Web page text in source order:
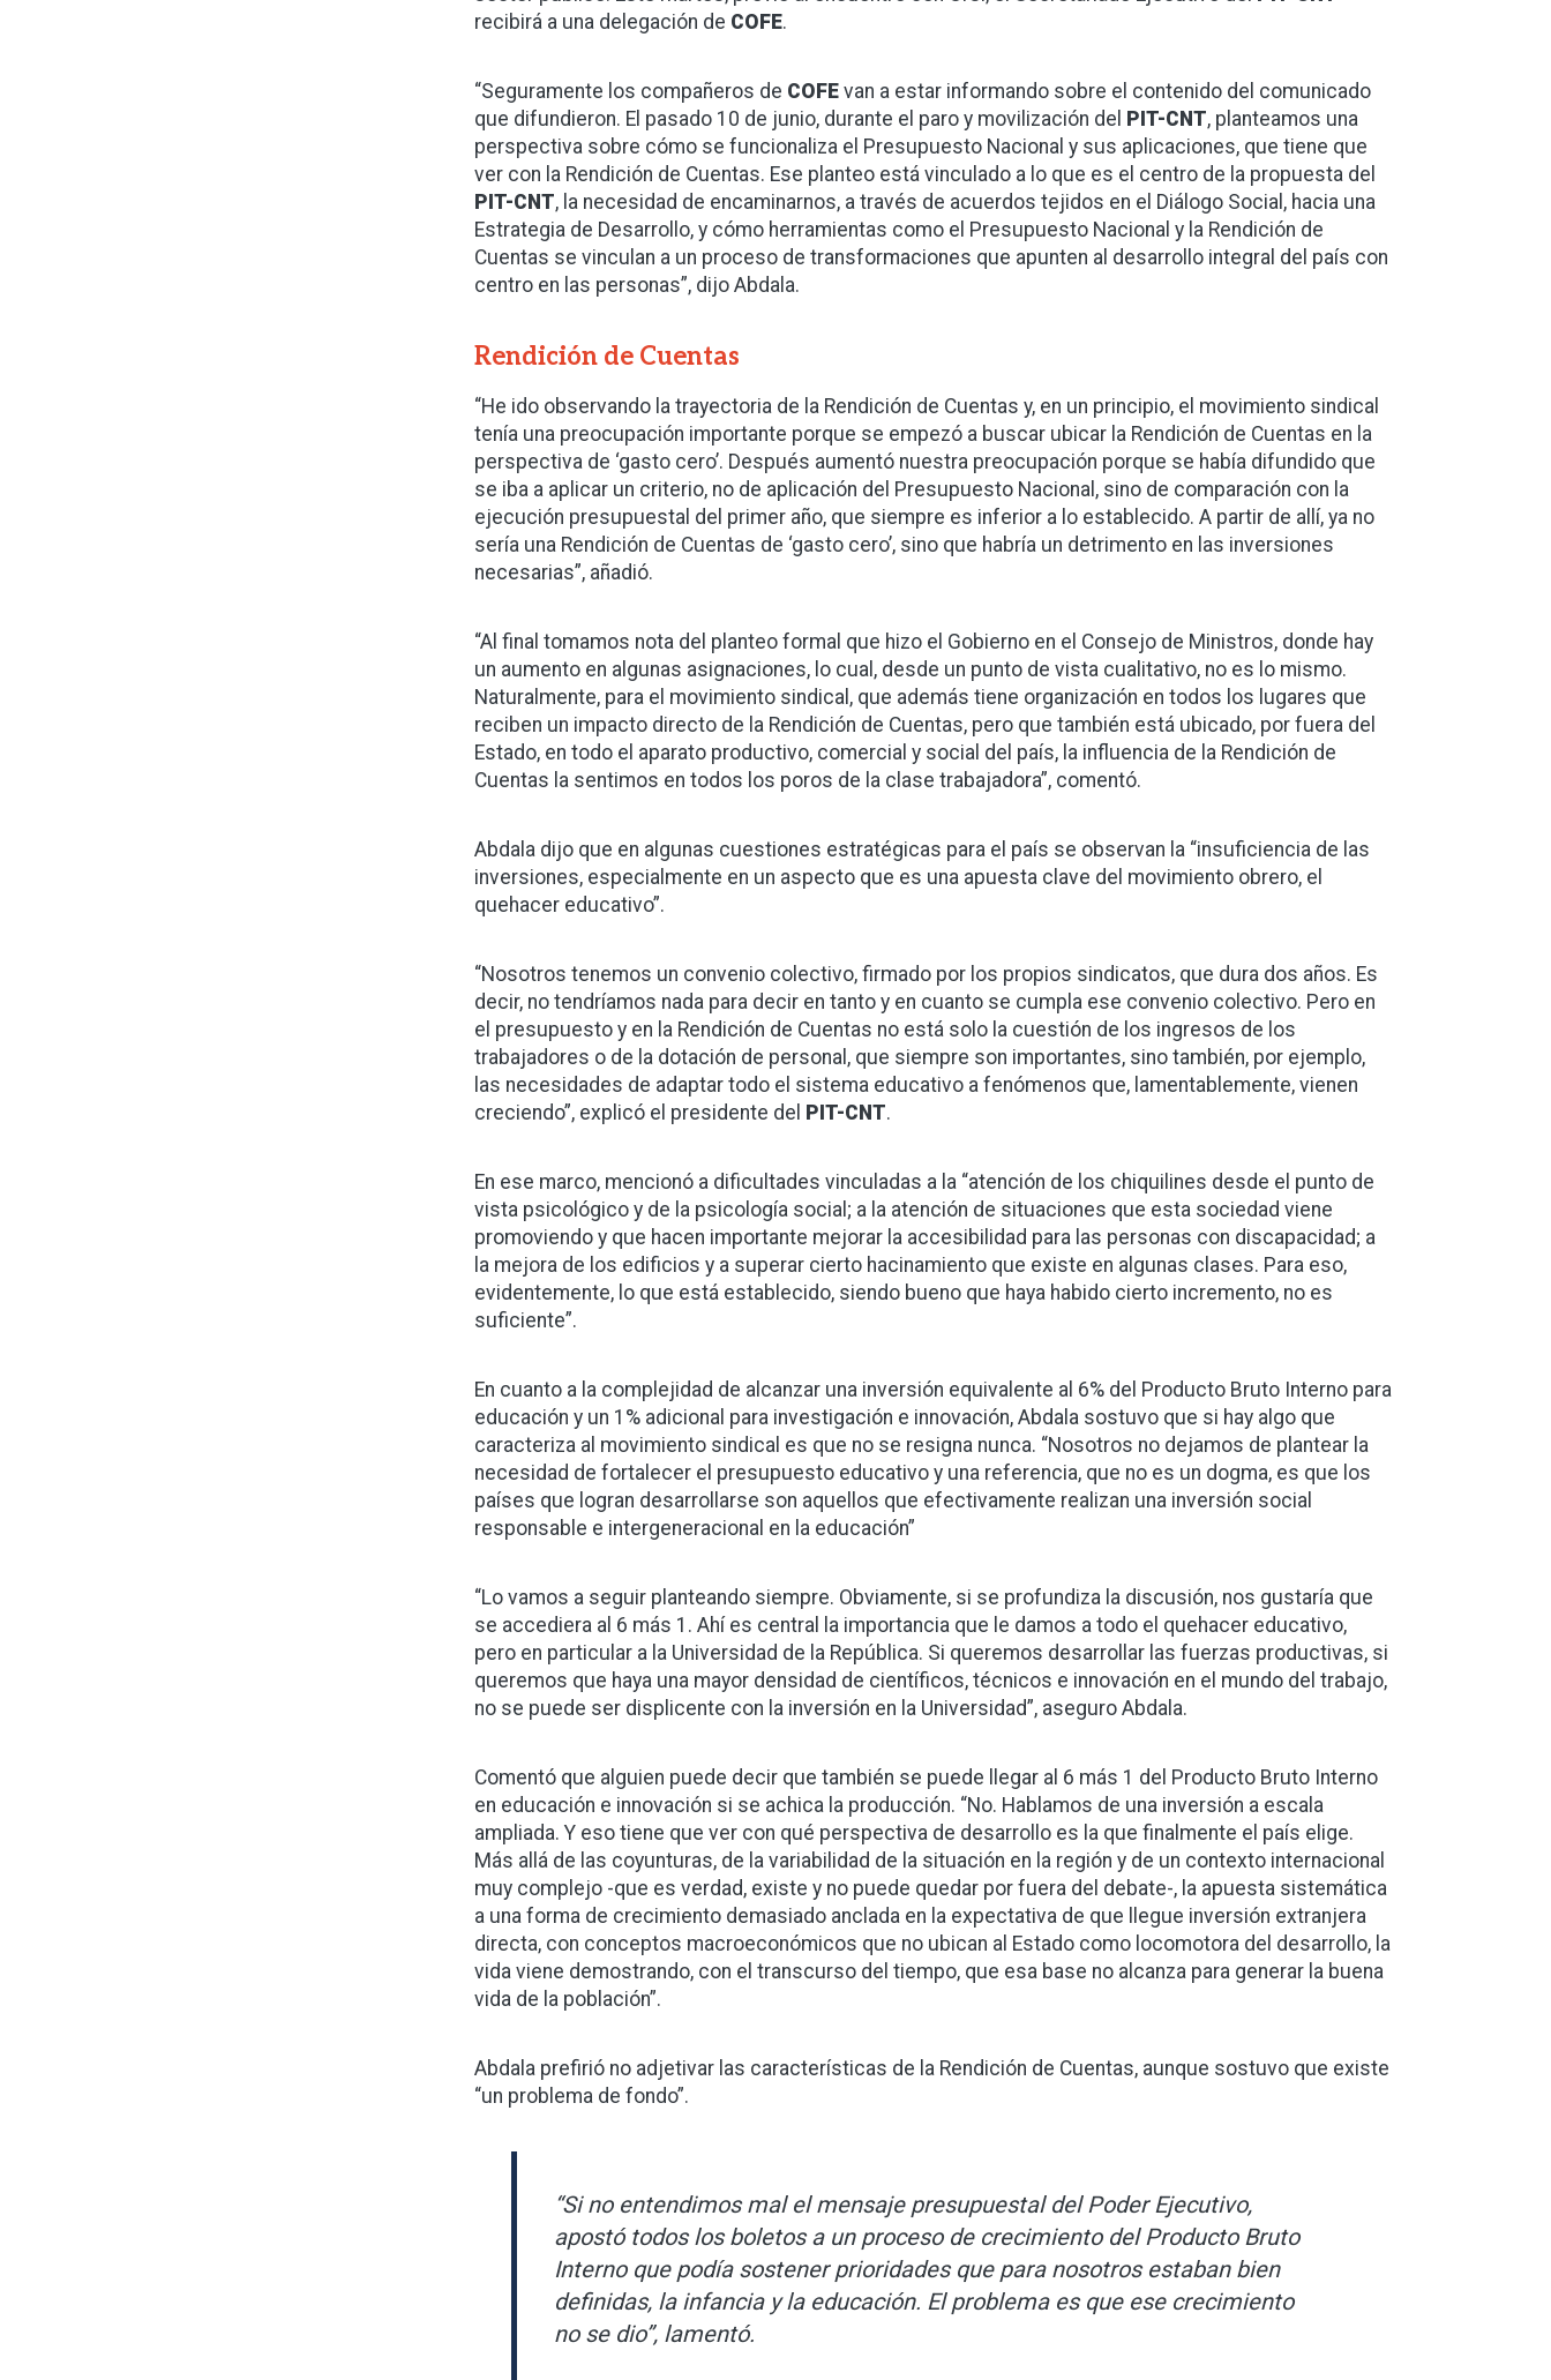
recibirá a una delegación de COFE.
“Seguramente los compañeros de COFE van a estar informando sobre el contenido del comunicado
que difundieron. El pasado 10 de junio, durante el paro y movilización del PIT-CNT, planteamos una
perspectiva sobre cómo se funcionaliza el Presupuesto Nacional y sus aplicaciones, que tiene que
ver con la Rendición de Cuentas. Ese planteo está vinculado a lo que es el centro de la propuesta del
PIT-CNT, la necesidad de encaminarnos, a través de acuerdos tejidos en el Diálogo Social, hacia una
Estrategia de Desarrollo, y cómo herramientas como el Presupuesto Nacional y la Rendición de
Cuentas se vinculan a un proceso de transformaciones que apunten al desarrollo integral del país con
centro en las personas”, dijo Abdala.
Rendición de Cuentas
“He ido observando la trayectoria de la Rendición de Cuentas y, en un principio, el movimiento sindical
tenía una preocupación importante porque se empezó a buscar ubicar la Rendición de Cuentas en la
perspectiva de ‘gasto cero’. Después aumentó nuestra preocupación porque se había difundido que
se iba a aplicar un criterio, no de aplicación del Presupuesto Nacional, sino de comparación con la
ejecución presupuestal del primer año, que siempre es inferior a lo establecido. A partir de allí, ya no
sería una Rendición de Cuentas de ‘gasto cero’, sino que habría un detrimento en las inversiones
necesarias”, añadió.
“Al final tomamos nota del planteo formal que hizo el Gobierno en el Consejo de Ministros, donde hay
un aumento en algunas asignaciones, lo cual, desde un punto de vista cualitativo, no es lo mismo.
Naturalmente, para el movimiento sindical, que además tiene organización en todos los lugares que
reciben un impacto directo de la Rendición de Cuentas, pero que también está ubicado, por fuera del
Estado, en todo el aparato productivo, comercial y social del país, la influencia de la Rendición de
Cuentas la sentimos en todos los poros de la clase trabajadora”, comentó.
Abdala dijo que en algunas cuestiones estratégicas para el país se observan la “insuficiencia de las
inversiones, especialmente en un aspecto que es una apuesta clave del movimiento obrero, el
quehacer educativo”.
“Nosotros tenemos un convenio colectivo, firmado por los propios sindicatos, que dura dos años. Es
decir, no tendríamos nada para decir en tanto y en cuanto se cumpla ese convenio colectivo. Pero en
el presupuesto y en la Rendición de Cuentas no está solo la cuestión de los ingresos de los
trabajadores o de la dotación de personal, que siempre son importantes, sino también, por ejemplo,
las necesidades de adaptar todo el sistema educativo a fenómenos que, lamentablemente, vienen
creciendo”, explicó el presidente del PIT-CNT.
En ese marco, mencionó a dificultades vinculadas a la “atención de los chiquilines desde el punto de
vista psicológico y de la psicología social; a la atención de situaciones que esta sociedad viene
promoviendo y que hacen importante mejorar la accesibilidad para las personas con discapacidad; a
la mejora de los edificios y a superar cierto hacinamiento que existe en algunas clases. Para eso,
evidentemente, lo que está establecido, siendo bueno que haya habido cierto incremento, no es
suficiente”.
En cuanto a la complejidad de alcanzar una inversión equivalente al 6% del Producto Bruto Interno para
educación y un 1% adicional para investigación e innovación, Abdala sostuvo que si hay algo que
caracteriza al movimiento sindical es que no se resigna nunca. “Nosotros no dejamos de plantear la
necesidad de fortalecer el presupuesto educativo y una referencia, que no es un dogma, es que los
países que logran desarrollarse son aquellos que efectivamente realizan una inversión social
responsable e intergeneracional en la educación”
“Lo vamos a seguir planteando siempre. Obviamente, si se profundiza la discusión, nos gustaría que
se accediera al 6 más 1. Ahí es central la importancia que le damos a todo el quehacer educativo,
pero en particular a la Universidad de la República. Si queremos desarrollar las fuerzas productivas, si
queremos que haya una mayor densidad de científicos, técnicos e innovación en el mundo del trabajo,
no se puede ser displicente con la inversión en la Universidad”, aseguro Abdala.
Comentó que alguien puede decir que también se puede llegar al 6 más 1 del Producto Bruto Interno
en educación e innovación si se achica la producción. “No. Hablamos de una inversión a escala
ampliada. Y eso tiene que ver con qué perspectiva de desarrollo es la que finalmente el país elige.
Más allá de las coyunturas, de la variabilidad de la situación en la región y de un contexto internacional
muy complejo -que es verdad, existe y no puede quedar por fuera del debate-, la apuesta sistemática
a una forma de crecimiento demasiado anclada en la expectativa de que llegue inversión extranjera
directa, con conceptos macroeconómicos que no ubican al Estado como locomotora del desarrollo, la
vida viene demostrando, con el transcurso del tiempo, que esa base no alcanza para generar la buena
vida de la población”.
Abdala prefirió no adjetivar las características de la Rendición de Cuentas, aunque sostuvo que existe
“un problema de fondo”.
“Si no entendimos mal el mensaje presupuestal del Poder Ejecutivo,
apostó todos los boletos a un proceso de crecimiento del Producto Bruto
Interno que podía sostener prioridades que para nosotros estaban bien
definidas, la infancia y la educación. El problema es que ese crecimiento
no se dio”, lamentó.